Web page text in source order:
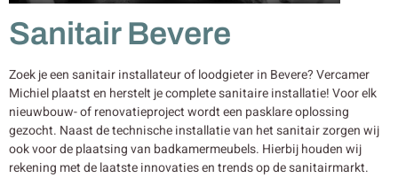
Sanitair Bevere
Zoek je een sanitair installateur of loodgieter in Bevere? Vercamer
Michiel plaatst en herstelt je complete sanitaire installatie! Voor elk
nieuwbouw- of renovatieproject wordt een pasklare oplossing
gezocht. Naast de technische installatie van het sanitair zorgen wij
ook voor de plaatsing van badkamermeubels. Hierbij houden wij
rekening met de laatste innovaties en trends op de sanitairmarkt.